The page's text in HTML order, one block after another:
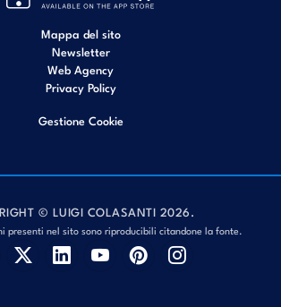
Mappa del sito
Newsletter
Web Agency
Privacy Policy
Gestione Cookie
© LUIGI COLASANTI 2026.
presenti nel sito sono riproducibili citandone la fonte.